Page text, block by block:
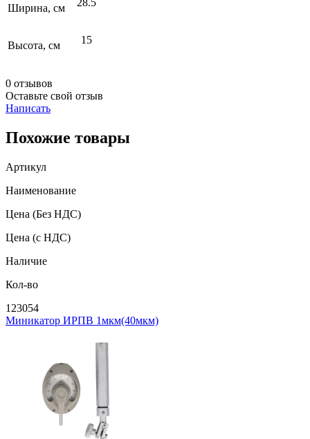
Ширина, см 28.5
Высота, см 15
0 отзывов
Оставьте свой отзыв
Написать
Похожие товары
Артикул
Наименование
Цена (Без НДС)
Цена (с НДС)
Наличие
Кол-во
123054
Миникатор ИРПВ 1мкм(40мкм)